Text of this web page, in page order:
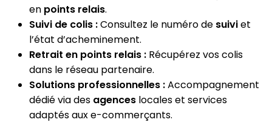
en points relais.
Suivi de colis :Consultez le numéro de suiviet
l’état d’acheminement.
Retrait en points relais : Récupérez vos colis
dans le réseau partenaire.
Solutions professionnelles :Accompagnement
dédié via des agences locales et services
adaptés aux e-commerçants.